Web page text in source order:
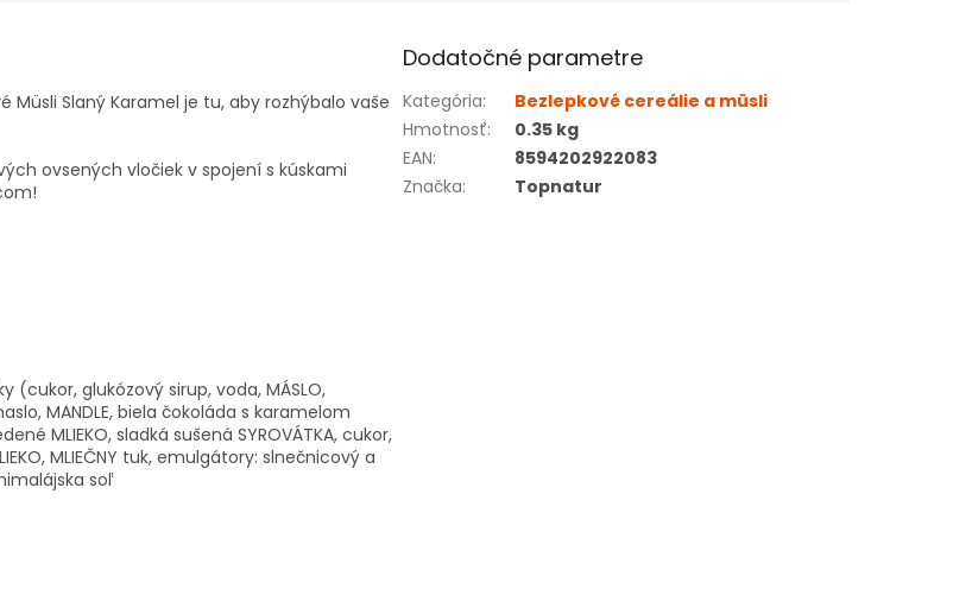
Slaný Karamel je tu, aby rozhýbalo vaše
ovsených vločiek v spojení s kúskami
(cukor, glukózový sirup, voda, MÁSLO,
MANDLE, biela čokoláda s karamelom
MLIEKO, sladká sušená SYROVÁTKA, cukor,
MLIEČNY tuk, emulgátory: slnečnicový a
soľ
Dodatočné parametre
Kategória:
Bezlepkové cereálie a müsli
Hmotnosť:
0.35 kg
EAN:
8594202922083
Značka: Topnatur